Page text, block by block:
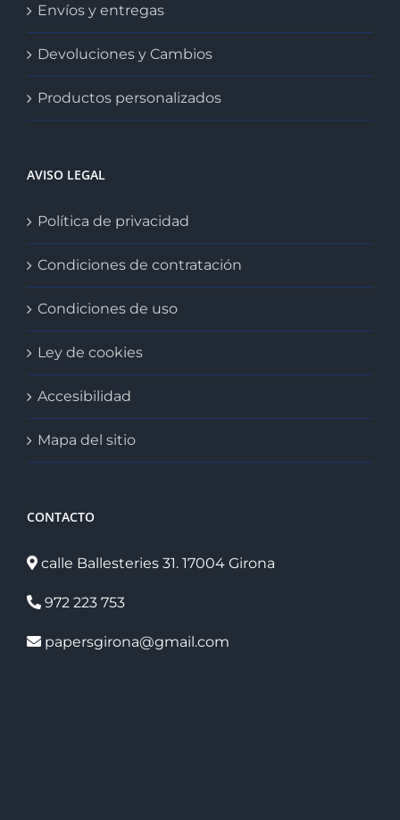
Envíos y entregas
Devoluciones y Cambios
Productos personalizados
AVISO LEGAL
Política de privacidad
Condiciones de contratación
Condiciones de uso
Ley de cookies
Accesibilidad
Mapa del sitio
CONTACTO
calle Ballesteries 31. 17004 Girona
972 223 753
papersgirona@gmail.com